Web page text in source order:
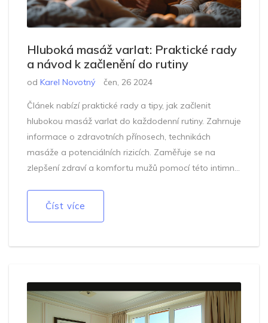
Hluboká masáž varlat: Praktické rady
a návod k začlenění do rutiny
od Karel Novotný čen, 26 2024
Článek nabízí praktické rady a tipy, jak začlenit
hlubokou masáž varlat do každodenní rutiny. Zahrnuje
informace o zdravotních přínosech, technikách
masáže a potenciálních rizicích. Zaměřuje se na
zlepšení zdraví a komfortu mužů pomocí této intimní
Číst více